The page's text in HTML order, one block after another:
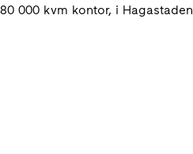
000 kvm kontor, i Hagastaden